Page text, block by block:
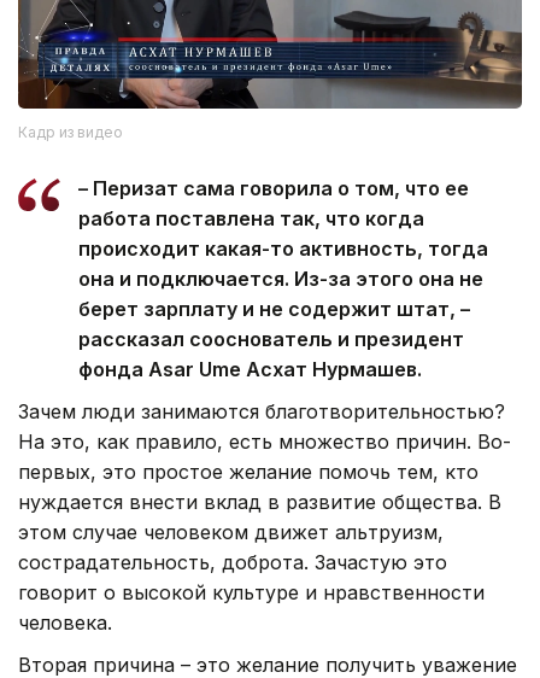
Кадр из видео
– Перизат сама говорила о том, что ее
работа поставлена так, что когда
происходит какая-то активность, тогда
она и подключается. Из-за этого она не
берет зарплату и не содержит штат, –
рассказал сооснователь и президент
фонда Asar Ume Асхат Нурмашев.
Зачем люди занимаются благотворительностью?
На это, как правило, есть множество причин. Во-
первых, это простое желание помочь тем, кто
нуждается внести вклад в развитие общества. В
этом случае человеком движет альтруизм,
сострадательность, доброта. Зачастую это
говорит о высокой культуре и нравственности
человека.
Вторая причина – это желание получить уважение